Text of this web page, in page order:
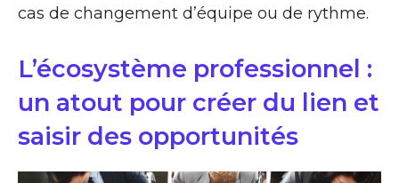
cas de changement d’équipe ou de rythme.
L’écosystème professionnel :
un atout pour créer du lien et
saisir des opportunités